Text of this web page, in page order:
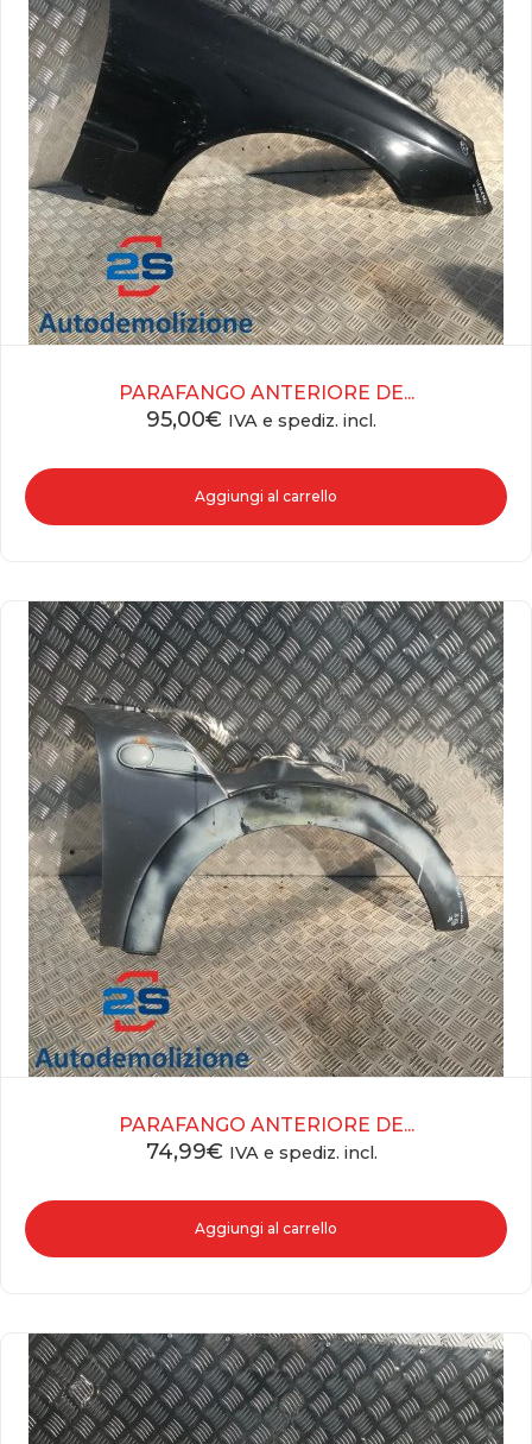
PARAFANGO ANTERIORE DE...
95,00€ IVA e spediz. incl.
Aggiungi al carrello
PARAFANGO ANTERIORE DE...
74,99€ IVA e spediz. incl.
Aggiungi al carrello